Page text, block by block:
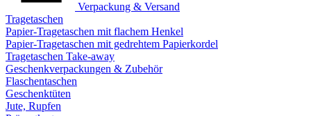
Verpackung & Versand
Tragetaschen
Papier-Tragetaschen mit flachem Henkel
Papier-Tragetaschen mit gedrehtem Papierkordel
Tragetaschen Take-away
Geschenkverpackungen & Zubehör
Flaschentaschen
Geschenktüten
Jute, Rupfen